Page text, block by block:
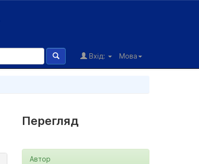
Мова
Вхід:
Перегляд
Автор